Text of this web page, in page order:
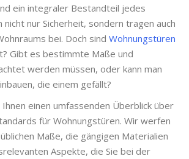
ein integraler Bestandteil jedes
nicht nur Sicherheit, sondern tragen auch
bei. Doch sind Wohnungstüren
Gibt es bestimmte Maße und
werden müssen, oder kann man
die einem gefällt?
einen umfassenden Überblick über
für Wohnungstüren. Wir werfen
Maße, die gängigen Materialien
Aspekte, die Sie bei der